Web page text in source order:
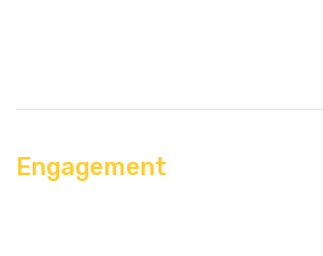
Engagement